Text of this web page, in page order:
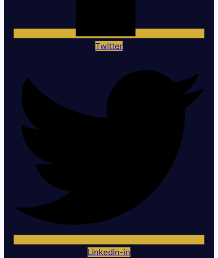
Twitter
Linkedin-in